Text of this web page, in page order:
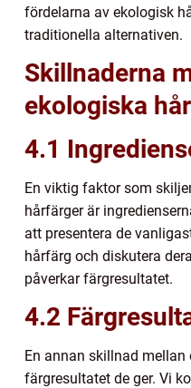
fördelarna av ekologisk
traditionella alternativen.
Skillnaderna
ekologiska
4.1
En viktig faktor som
hårfärger är
att presentera de
hårfärg och diskutera
påverkar färgresultatet.
4.2
En annan skillnad
färgresultatet de ger. Vi